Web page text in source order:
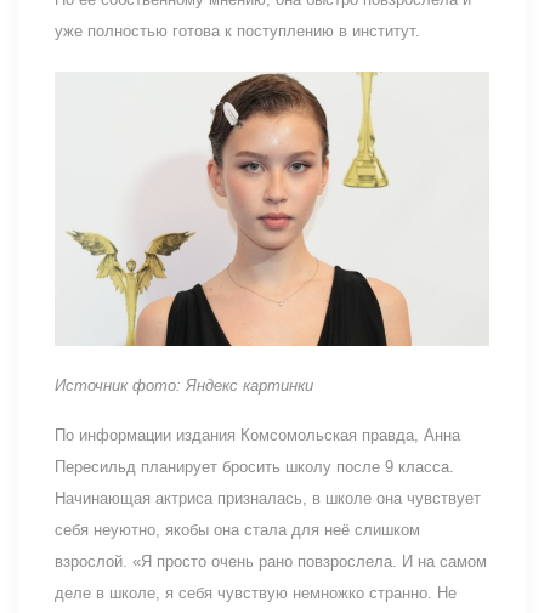
уже полностью готова к поступлению в институт.
Источник фото: Яндекс картинки
По информации издания Комсомольская правда, Анна
Пересильд планирует бросить школу после 9 класса.
Начинающая актриса призналась, в школе она чувствует
себя неуютно, якобы она стала для неё слишком
взрослой. «Я просто очень рано повзрослела. И на самом
деле в школе, я себя чувствую немножко странно. Не